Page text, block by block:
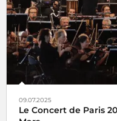
09.07.2025
Le Concert de Paris